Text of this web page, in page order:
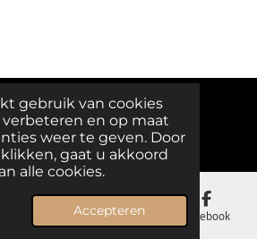
gebruik van cookies
en op maat
weer te geven. Door
klikken, gaat u akkoord
alle cookies.
Accepteren
Island
Kaart Facebook